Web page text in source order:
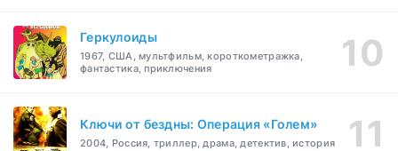
Геркулоиды
1967, США, мультфильм, короткометражка,
фантастика, приключения
Ключи от бездны: Операция «Голем»
2004, Россия, триллер, драма, детектив, история